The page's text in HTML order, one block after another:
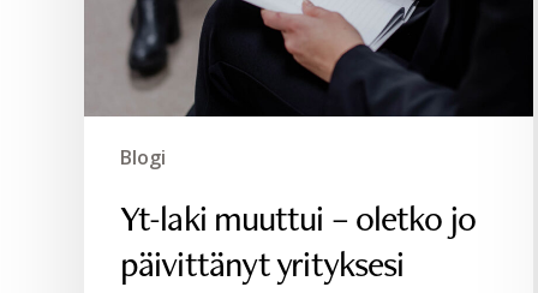
päivittänyt
yrityksesi
käytännöt?
Blogi
Yt-laki muuttui – oletko jo
päivittänyt yrityksesi